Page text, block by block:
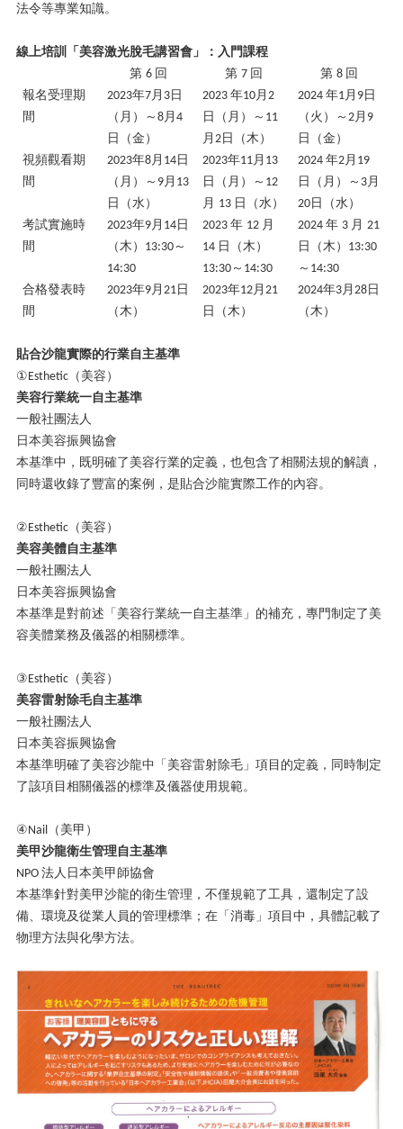
法令等專業知識。
線上培訓「美容激光脫毛講習會」：入門課程
第 6 回 第 7 回 第 8 回
報名受理期
間
2023年7月 3日
（ 月 ）～ 8月 4
日（金 ）
2023 年10月 2
日（ 月 ）～ 11
月 2日（木 ）
2024 年1月 9日
（ 火 ）～ 2月 9
日（金 ）
視頻觀看期
間
2023年8月 14日
（ 月 ）～ 9月 13
日（水）
2023年11月 13
日（ 月 ）～ 12
月 13 日（水）
2024 年2月 19
日（ 月 ）～ 3月
20日（水）
考試實施時
間
2023年9月 14日
（木 ） 13:30～
14:30
2023 年 12 月
14 日（木 ）
13:30～ 14:30
2024 年 3 月 21
日（木 ） 13:30
～ 14:30
合格發表時
間
2023年9月 21日
（木 ）
2023年12月 21
日（木 ）
2024年3月 28日
（木 ）
貼合沙龍實際的行業自主基準
①Esthetic（美容）
美容行業統一自主基準
一般社團法人
日本美容振興協會
本基準中，既明確了美容行業的定義，也包含了相關法規的解讀，
同時還收錄了豐富的案例，是貼合沙龍實際工作的內容。
②Esthetic（美容）
美容美體自主基準
一般社團法人
日本美容振興協會
本基準是對前述「美容行業統一自主基準」的補充，專門制定了美
容美體業務及儀器的相關標準。
③Esthetic（美容）
美容雷射除毛自主基準
一般社團法人
日本美容振興協會
本基準明確了美容沙龍中「美容雷射除毛」項目的定義，同時制定
了該項目相關儀器的標準及儀器使用規範。
④Nail （美甲）
美甲沙龍衛生管理自主基準
NPO 法人日本美甲師協會
本基準針對美甲沙龍的衛生管理，不僅規範了工具，還制定了設
備、環境及從業人員的管理標準；在「消毒」項目中，具體記載了
物理方法與化學方法。